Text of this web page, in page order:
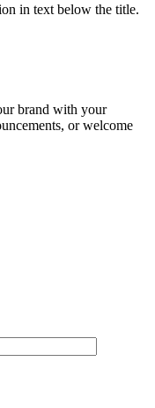
in text below the title.
brand with your
or welcome